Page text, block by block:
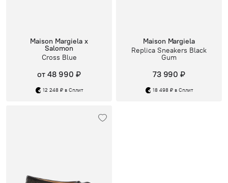
Maison Margiela x
Salomon
Cross Blue
от 48 990 ₽
12 248 ₽ в Сплит
Maison Margiela
Replica Sneakers Black
Gum
73 990 ₽
18 498 ₽ в Сплит